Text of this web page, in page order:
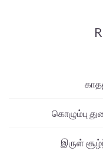
கொழும்பு
இருள்